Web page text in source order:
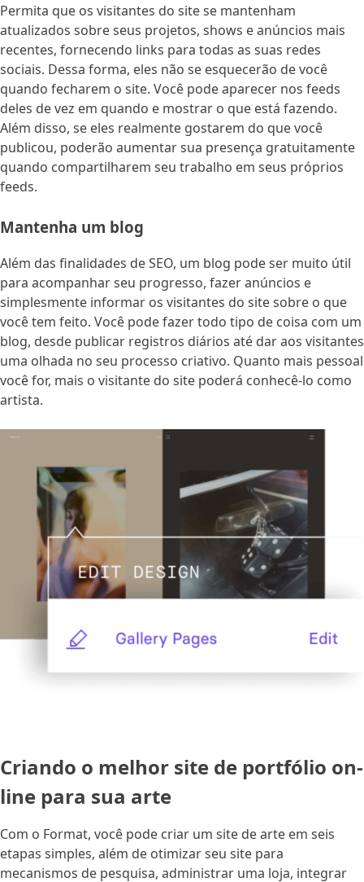
Permita que os visitantes do site se mantenham
atualizados sobre seus projetos, shows e anúncios mais
recentes, fornecendo links para todas as suas redes
sociais. Dessa forma, eles não se esquecerão de você
quando fecharem o site. Você pode aparecer nos feeds
deles de vez em quando e mostrar o que está fazendo.
Além disso, se eles realmente gostarem do que você
publicou, poderão aumentar sua presença gratuitamente
quando compartilharem seu trabalho em seus próprios
feeds.
Mantenha um blog
Além das finalidades de SEO, um blog pode ser muito útil
para acompanhar seu progresso, fazer anúncios e
simplesmente informar os visitantes do site sobre o que
você tem feito. Você pode fazer todo tipo de coisa com um
blog, desde publicar registros diários até dar aos visitantes
uma olhada no seu processo criativo. Quanto mais pessoal
você for, mais o visitante do site poderá conhecê-lo como
artista.
Criando o melhor site de portfólio on-
line para sua arte
Com o Format, você pode criar um site de arte em seis
etapas simples, além de otimizar seu site para
mecanismos de pesquisa, administrar uma loja, integrar